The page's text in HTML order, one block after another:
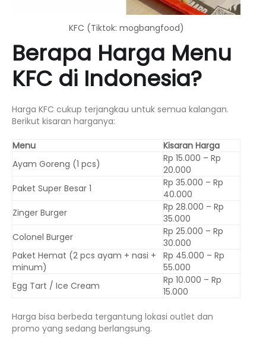
KFC (Tiktok: mogbangfood)
Berapa Harga Menu
KFC di Indonesia?
Harga KFC cukup terjangkau untuk semua kalangan.
Berikut kisaran harganya:
Menu
Kisaran Harga
Ayam Goreng (1 pcs)
Rp 15.000 – Rp
20.000
Paket Super Besar 1
Rp 35.000 – Rp
40.000
Zinger Burger
Rp 28.000 – Rp
35.000
Colonel Burger
Rp 25.000 – Rp
30.000
Paket Hemat (2 pcs ayam + nasi +
minum)
Rp 45.000 – Rp
55.000
Egg Tart / Ice Cream
Rp 10.000 – Rp
15.000
Harga bisa berbeda tergantung lokasi outlet dan
promo yang sedang berlangsung.